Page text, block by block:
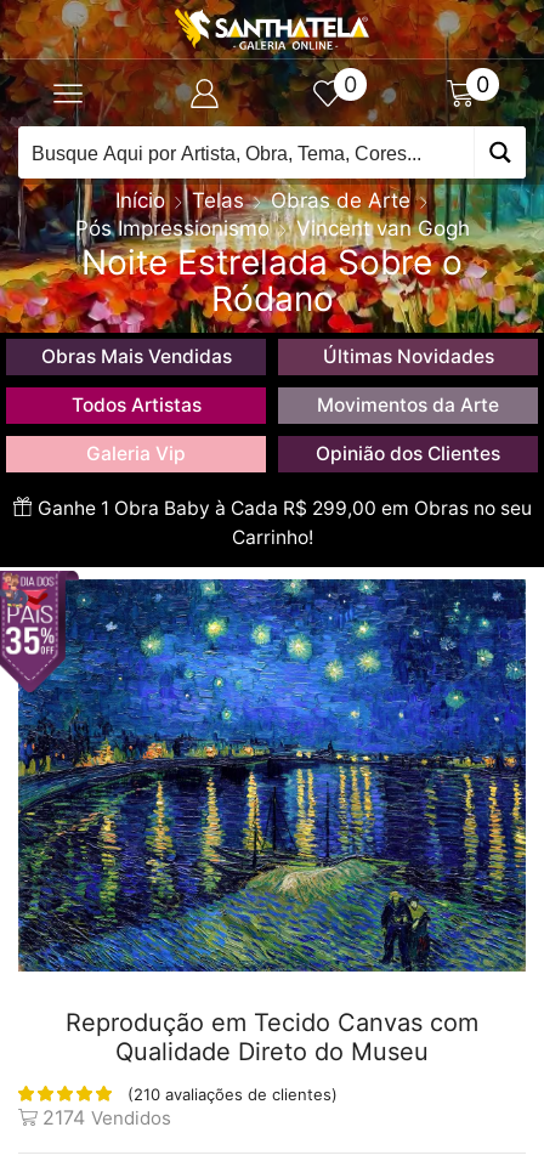
0 0
Início Telas
Obras de Arte
Pós Impressionismo
Vincent van Gogh
Noite Estrelada Sobre o
Ródano
Obras Mais Vendidas Últimas Novidades
Todos Artistas Movimentos da Arte
Galeria Vip Opinião dos Clientes
Ganhe 1 Obra Baby à Cada R$ 299,00 em Obras no seu
Carrinho!
Reprodução em Tecido Canvas com
Qualidade Direto do Museu
(210 avaliações de clientes)
2174 Vendidos